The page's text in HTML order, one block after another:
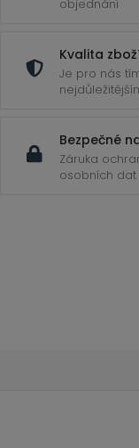
objednání
Kvalita
Je pro nás
Bezpečné
Záruka
osobních dat